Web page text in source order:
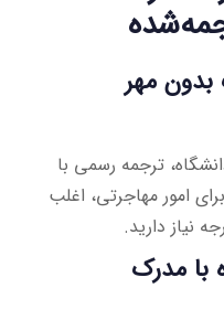
بدون مهر
ترجمه رسمی با
امور مهاجرتی، اغلب
نیاز دارید.
با مدرک